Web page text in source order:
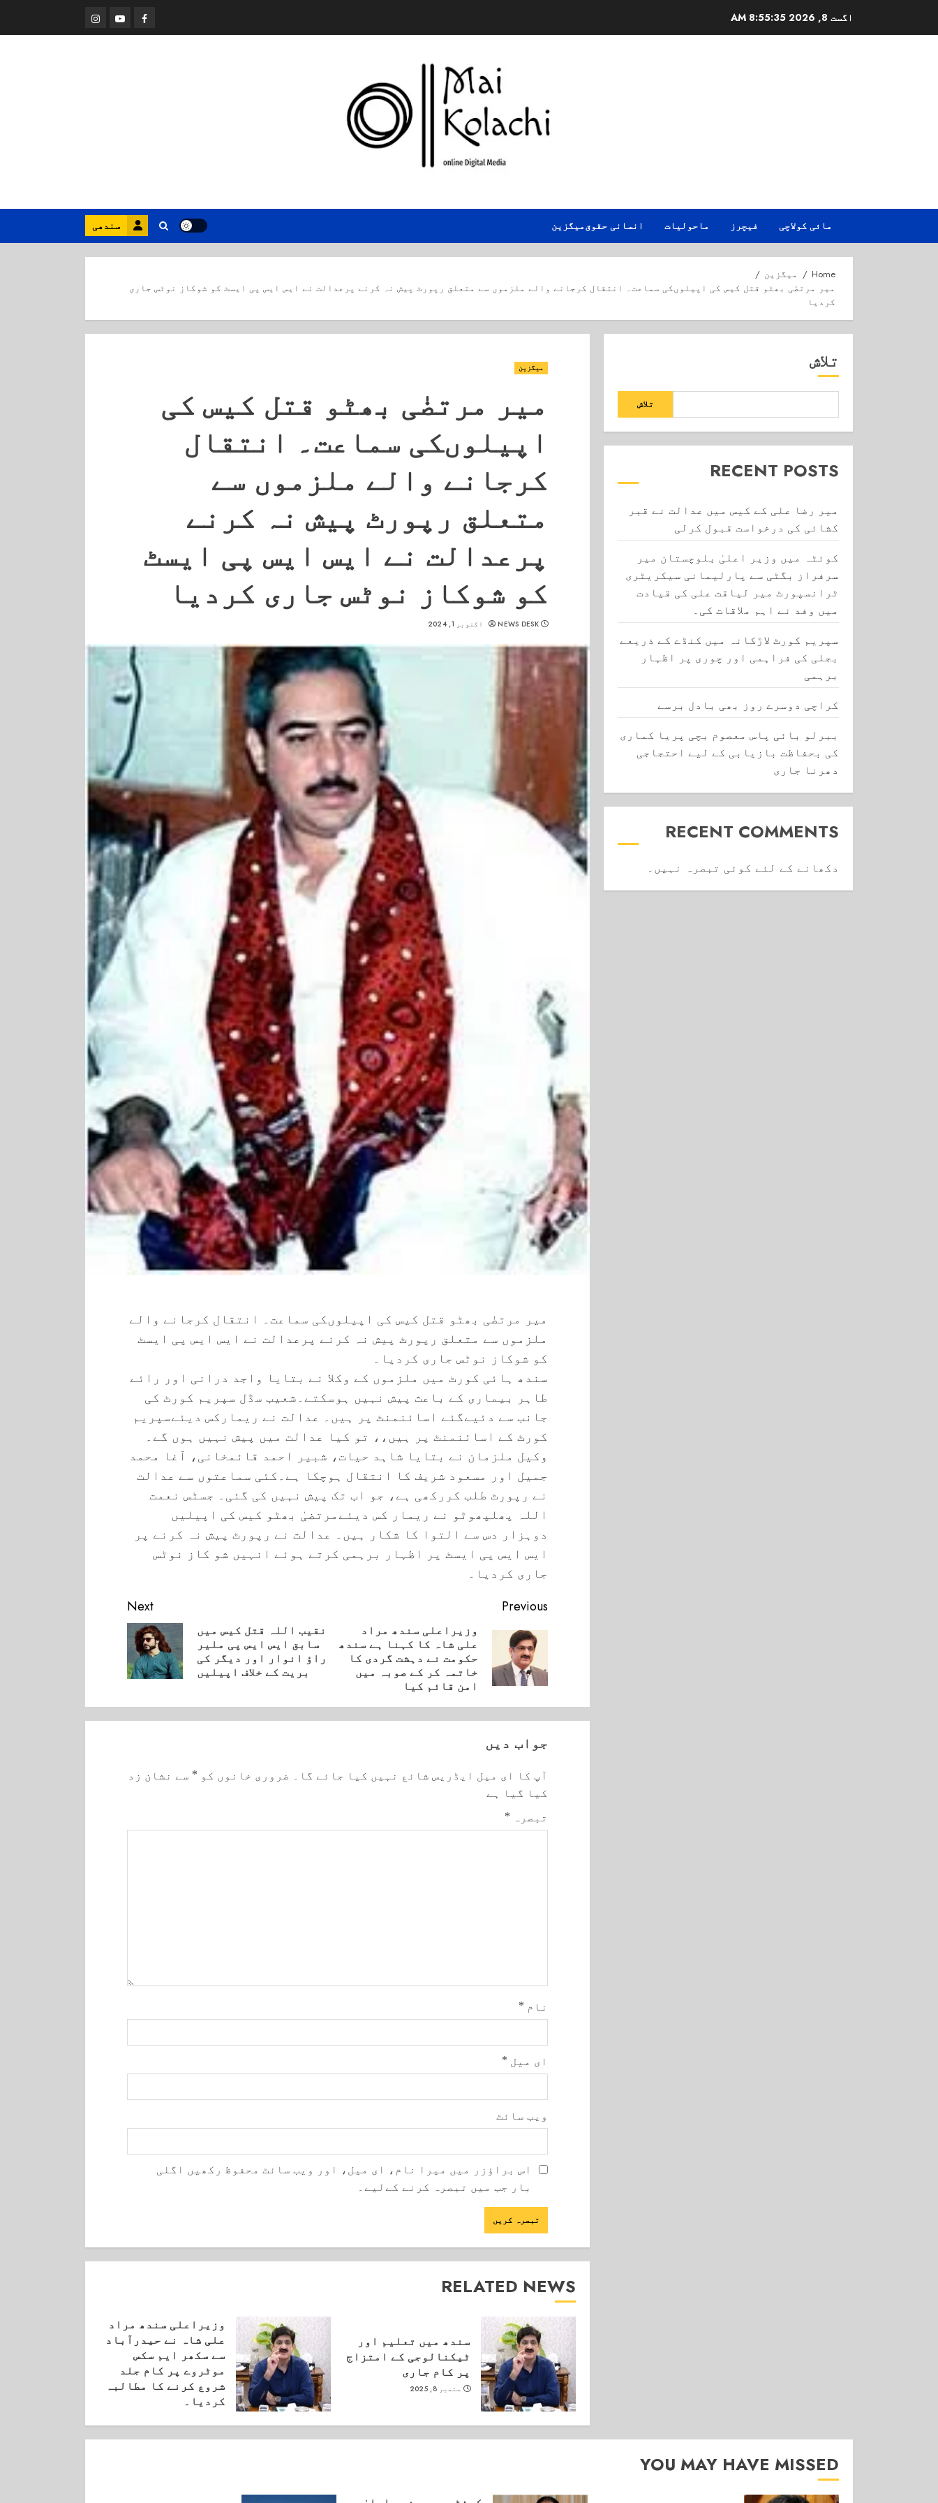
اگست 8, 2026 8:55:36 AM
Facebook
Youtube
Instagram
مائی کولاچی فیچرز ماحولیات انسانی حقوقمیگزین سندھی
Home
میگزین
میر مرتضٰی بھٹو قتل کیس کی اپیلوںکی سماعت۔ انتقال کرجانے والے ملزموں سے متعلق رپورٹ پیش نہ کرنے پرعدالت نے ایس ایس پی ایسٹ کو شوکاز نوٹس جاری
کردیا
میگزین
میر مرتضٰی بھٹو قتل کیس کی
اپیلوںکی سماعت۔ انتقال
کرجانے والے ملزموں سے
متعلق رپورٹ پیش نہ کرنے
پرعدالت نے ایس ایس پی ایسٹ
کو شوکاز نوٹس جاری کردیا
NEWS DESK اکتوبر 1, 2024
میر مرتضٰی بھٹو قتل کیس کی اپیلوںکی سماعت۔ انتقال کرجانے والے
ملزموں سے متعلق رپورٹ پیش نہ کرنے پرعدالت نے ایس ایس پی ایسٹ
کو شوکاز نوٹس جاری کردیا۔
سندھ ہائی کورٹ میں ملزموں کے وکلا نے بتایا واجد درانی اور رائے
طاہر بیماری کے باعث پیش نہیں ہوسکتے۔شعیب سڈل سپریم کورٹ کی
جانب سے دئیےگئے اسائنمنٹ پر ہیں۔ عدالت نے ریمارکس دیئےسپریم
کورٹ کے اسائنمنٹ پر ہیں،، تو کیا عدالت میں پیش نہیں ہوں گے۔
وکیل ملزمان نے بتایا شاہد حیات، شبیر احمد قائمخانی، آغا محمد
جمیل اور مسعود شریف کا انتقال ہوچکا ہے۔کئی سماعتوں سے عدالت
نے رپورٹ طلب کررکھی ہے، جو اب تک پیش نہیں کی گئی۔ جسٹس نعمت
اللہ پھلپھوٹو نے ریمار کس دیئےمرتضیٰ بھٹو کیس کی اپیلیں
دوہزار دس سے التوا کا شکار ہیں۔ عدالت نے رپورٹ پیش نہ کرنے پر
ایس ایس پی ایسٹ پر اظہار برہمی کرتے ہوئے انہیں شو کاز نوٹس
جاری کردیا۔
Continue
Reading
Previous
Previous
وزیراعلی سندھ مراد
علی شاہ کا کہنا ہے سندھ
حکومت نے دہشت گردی کا
خاتمہ کر کے صوبہ میں
امن قائم کیا
Next
Next
post:
نقیب اللہ قتل کیس میں
سابق ایس ایس پی ملیر
راؤ انوار اور دیگر کی
بریت کے خلاف اپیلیں
جواب دیں
آپ کا ای میل ایڈریس شائع نہیں کیا جائے گا۔ ضروری خانوں کو * سے نشان زد
کیا گیا ہے
تبصرہ *
نام *
ای میل *
ویب‌ سائٹ
اس براؤزر میں میرا نام، ای میل، اور ویب سائٹ محفوظ رکھیں اگلی
بار جب میں تبصرہ کرنے کےلیے۔
RELATED NEWS
سندھ میں تعلیم اور
ٹیکنالوجی کے امتزاج
پر کام جاری
ستمبر 8, 2025
وزیراعلی سندھ مراد
علی شاہ نے حیدرآباد
سے سکھر ایم سکس
موٹروے پر کام جلد
شروع کرنے کا مطالبہ
کردیا۔
تلاش
تلاش
RECENT POSTS
میر رضا علی کے کیس میں عدالت نے قبر
کشائی کی درخواست قبول کرلی
کوئٹہ میں وزیر اعلیٰ بلوچستان میر
سرفراز بگٹی سے پارلیمانی سیکریٹری
ٹرانسپورٹ میر لیاقت علی کی قیادت
میں وفد نے اہم ملاقات کی۔
سپریم کورٹ لاڑکانہ میں کنڈے کے ذریعے
بجلی کی فراہمی اور چوری پر اظہار
برہمی
کراچی دوسرے روز بھی بادل برسے
ببرلو بائی پاس معصوم بچی پریا کماری
کی بحفاظت بازیابی کے لیے احتجاجی
دھرنا جاری
RECENT COMMENTS
دکھانے کے لئے کوئی تبصرہ نہیں۔
YOU MAY HAVE MISSED